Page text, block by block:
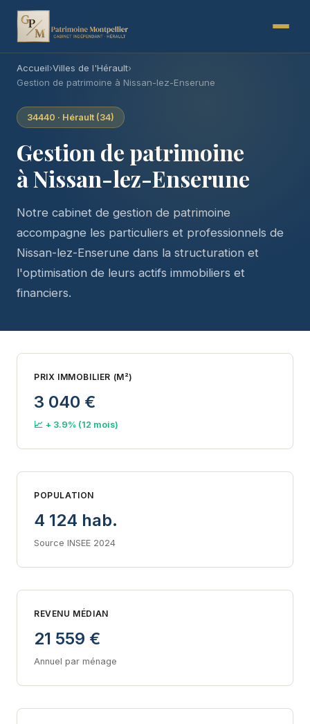
Accueil›Villes de l'Hérault›
Gestion de patrimoine à Nissan-lez-Enserune
34440 · Hérault (34)
Gestion de patrimoine
à Nissan-lez-Enserune
Notre cabinet de gestion de patrimoine
accompagne les particuliers et professionnels de
Nissan-lez-Enserune dans la structuration et
l'optimisation de leurs actifs immobiliers et
financiers.
PRIX IMMOBILIER (M²)
3 040 €
📈 + 3.9% (12 mois)
POPULATION
4 124 hab.
Source INSEE 2024
REVENU MÉDIAN
21 559 €
Annuel par ménage